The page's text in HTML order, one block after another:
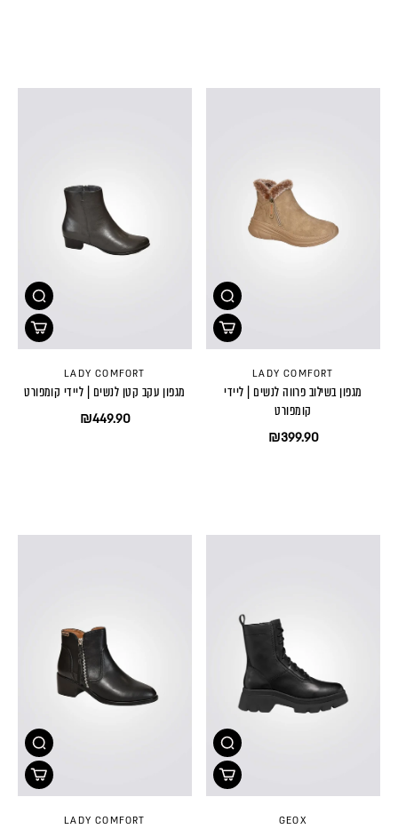
LADY COMFORT
מגפון בשילוב פרווה לנשים | ליידי
קומפורט
₪399.90
LADY COMFORT
מגפון עקב קטן לנשים | ליידי קומפורט
₪449.90
GEOX
LADY COMFORT